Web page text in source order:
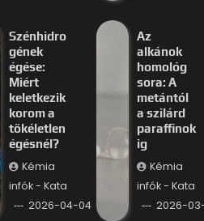
Szénhidro
gének
égése:
Miért
keletkezik
korom a
tökéletlen
égésnél?
Kémia
infók - Kata
2026-04-04
Az
alkánok
homológ
sora: A
metántól
a szilárd
paraffinok
ig
Kémia
infók - Kata
2026-